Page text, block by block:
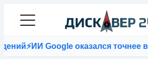
⚡ИИ Google оказался точнее